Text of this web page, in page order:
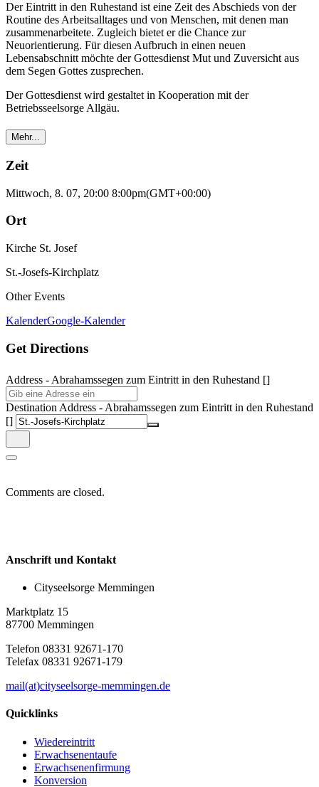
Der Eintritt in den Ruhestand ist eine Zeit des Abschieds von der
Routine des Arbeitsalltages und von Menschen, mit denen man
zusammenarbeitete. Zugleich bietet er die Chance zur
Neuorientierung. Für diesen Aufbruch in einen neuen
Lebensabschnitt möchte der Gottesdienst Mut und Zuversicht aus
dem Segen Gottes zusprechen.
Der Gottesdienst wird gestaltet in Kooperation mit der
Betriebsseelsorge Allgäu.
Mehr...
Zeit
Mittwoch, 8. 07, 20:00 8:00pm(GMT+00:00)
Ort
Kirche St. Josef
St.-Josefs-Kirchplatz
Other Events
KalenderGoogle-Kalender
Get Directions
Address - Abrahamssegen zum Eintritt in den Ruhestand []
Destination Address - Abrahamssegen zum Eintritt in den Ruhestand
[]
Comments are closed.
Anschrift und Kontakt
Cityseelsorge Memmingen
Marktplatz 15
87700 Memmingen
Telefon 08331 92671-170
Telefax 08331 92671-179
mail(at)cityseelsorge-memmingen.de
Quicklinks
Wiedereintritt
Erwachsenentaufe
Erwachsenenfirmung
Konversion